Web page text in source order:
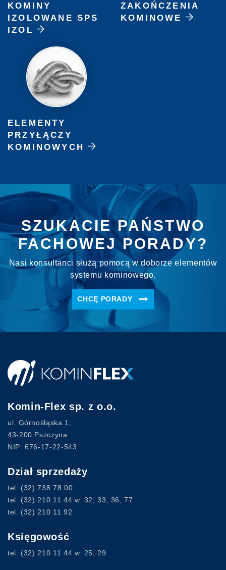
KOMINY
IZOLOWANE SPS
IZOL
ZAKOŃCZENIA
KOMINOWE
ELEMENTY
PRZYŁĄCZY
KOMINOWYCH
SZUKACIE PAŃSTWO
FACHOWEJ PORADY?
Nasi konsultanci służą pomocą w doborze elementów
systemu kominowego.
CHCĘ PORADY
Komin-Flex sp. z o.o.
ul. Górnośląska 1,
43-200 Pszczyna
NIP: 676-17-22-543
Dział sprzedaży
tel. (32) 738 78 00
tel. (32) 210 11 44 w. 32, 33, 36, 77
tel. (32) 210 11 92
Księgowość
tel. (32) 210 11 44 w. 25, 29